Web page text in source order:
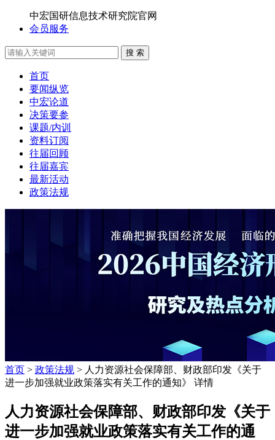
中宏国研信息技术研究院官网
会员服务
搜 索
首页
要闻纵览
中宏论道
决策要参
课题/内训
资料订阅
往届回顾
往届嘉宾
最新活动
政策法规
首页 > 政策法规 > 人力资源社会保障部、财政部印发《关于
进一步加强就业政策落实有关工作的通知》 详情
人力资源社会保障部、财政部印发《关于
进一步加强就业政策落实有关工作的通